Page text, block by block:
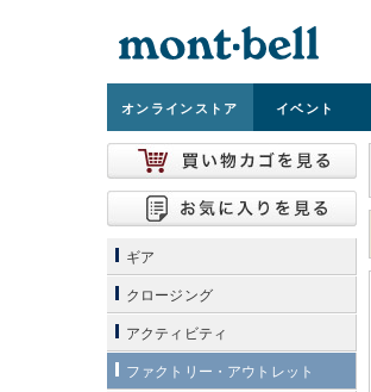
オンラインストア イベント
ギア
クロージング
アクティビティ
ファクトリー・アウトレット